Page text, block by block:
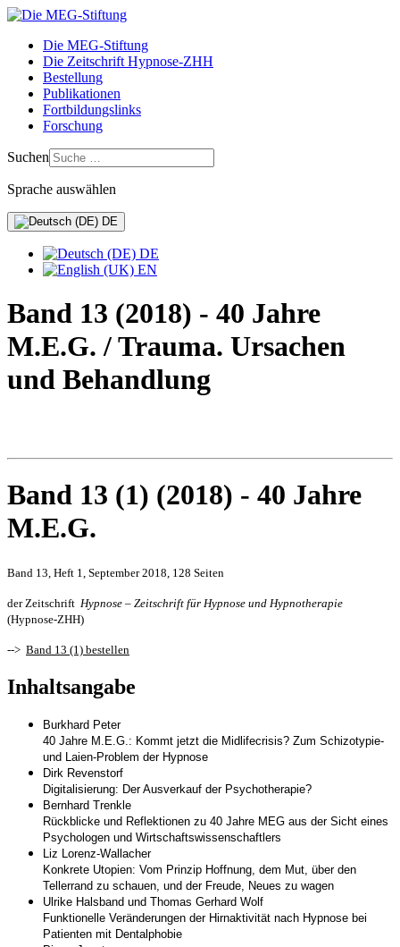
Die MEG-Stiftung
Die Zeitschrift Hypnose-ZHH
Bestellung
Publikationen
Fortbildungslinks
Forschung
Suchen
Sprache auswählen
DE
DE
EN
Band 13 (2018) - 40 Jahre
M.E.G. / Trauma. Ursachen
und Behandlung
Band 13 (1) (2018) - 40 Jahre
M.E.G.
Band 13, Heft 1, September 2018, 128 Seiten
der Zeitschrift Hypnose – Zeitschrift für Hypnose und Hypnotherapie
(Hypnose-ZHH)
--> Band 13 (1) bestellen
Inhaltsangabe
Burkhard Peter
40 Jahre M.E.G.: Kommt jetzt die Midlifecrisis? Zum Schizotypie-
und Laien-Problem der Hypnose
Dirk Revenstorf
Digitalisierung: Der Ausverkauf der Psychotherapie?
Bernhard Trenkle
Rückblicke und Reflektionen zu 40 Jahre MEG aus der Sicht eines
Psychologen und Wirtschaftswissenschaftlers
Liz Lorenz-Wallacher
Konkrete Utopien: Vom Prinzip Hoffnung, dem Mut, über den
Tellerrand zu schauen, und der Freude, Neues zu wagen
Ulrike Halsband und Thomas Gerhard Wolf
Funktionelle Veränderungen der Hirnaktivität nach Hypnose bei
Patienten mit Dentalphobie